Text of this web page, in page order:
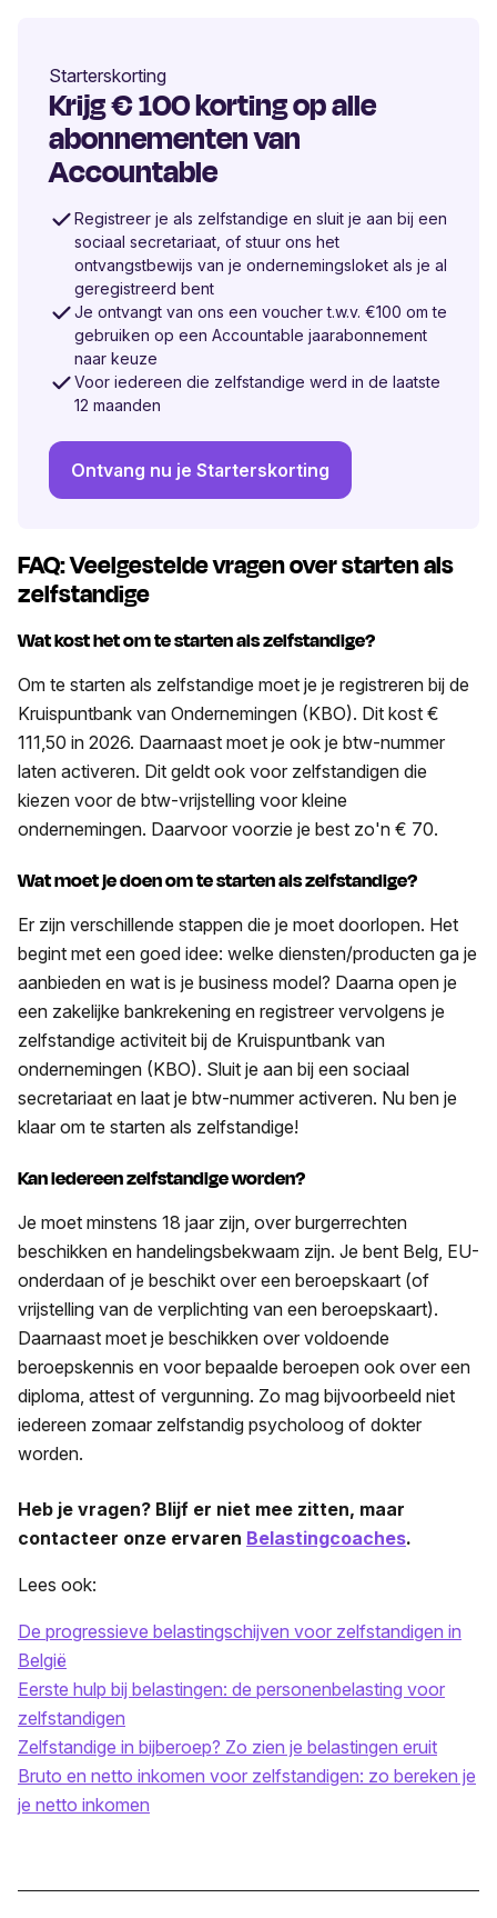
Starterskorting
Krijg € 100 korting op alle
abonnementen van
Accountable
Registreer je als zelfstandige en sluit je aan bij een
sociaal secretariaat, of stuur ons het
ontvangstbewijs van je ondernemingsloket als je al
geregistreerd bent
Je ontvangt van ons een voucher t.w.v. €100 om te
gebruiken op een Accountable jaarabonnement
naar keuze
Voor iedereen die zelfstandige werd in de laatste
12 maanden
Ontvang nu je Starterskorting
FAQ: Veelgestelde vragen over starten als
zelfstandige
Wat kost het om te starten als zelfstandige?
Om te starten als zelfstandige moet je je registreren bij de
Kruispuntbank van Ondernemingen (KBO). Dit kost €
111,50 in 2026. Daarnaast moet je ook je btw-nummer
laten activeren. Dit geldt ook voor zelfstandigen die
kiezen voor de btw-vrijstelling voor kleine
ondernemingen. Daarvoor voorzie je best zo'n € 70.
Wat moet je doen om te starten als zelfstandige?
Er zijn verschillende stappen die je moet doorlopen. Het
begint met een goed idee: welke diensten/producten ga je
aanbieden en wat is je business model? Daarna open je
een zakelijke bankrekening en registreer vervolgens je
zelfstandige activiteit bij de Kruispuntbank van
ondernemingen (KBO). Sluit je aan bij een sociaal
secretariaat en laat je btw-nummer activeren. Nu ben je
klaar om te starten als zelfstandige!
Kan iedereen zelfstandige worden?
Je moet minstens 18 jaar zijn, over burgerrechten
beschikken en handelingsbekwaam zijn. Je bent Belg, EU-
onderdaan of je beschikt over een beroepskaart (of
vrijstelling van de verplichting van een beroepskaart).
Daarnaast moet je beschikken over voldoende
beroepskennis en voor bepaalde beroepen ook over een
diploma, attest of vergunning. Zo mag bijvoorbeeld niet
iedereen zomaar zelfstandig psycholoog of dokter
worden.
Heb je vragen? Blijf er niet mee zitten, maar
contacteer onze ervaren Belastingcoaches.
Lees ook:
De progressieve belastingschijven voor zelfstandigen in
België
Eerste hulp bij belastingen: de personenbelasting voor
zelfstandigen
Zelfstandige in bijberoep? Zo zien je belastingen eruit
Bruto en netto inkomen voor zelfstandigen: zo bereken je
je netto inkomen